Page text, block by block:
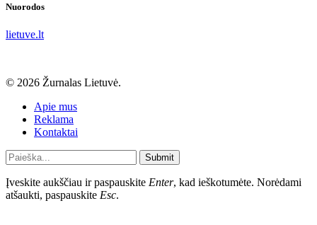
Nuorodos
lietuve.lt
© 2026 Žurnalas Lietuvė.
Apie mus
Reklama
Kontaktai
Submit
Įveskite aukščiau ir paspauskite Enter, kad ieškotumėte. Norėdami
atšaukti, paspauskite Esc.